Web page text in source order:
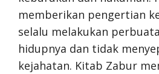
memberikan pengertian
selalu melakukan
hidupnya dan tidak
kejahatan. Kitab Zabur